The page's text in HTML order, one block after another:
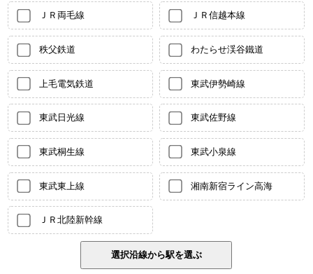
ＪＲ両毛線 ＪＲ信越本線
秩父鉄道 わたらせ渓谷鐵道
上毛電気鉄道 東武伊勢崎線
東武日光線 東武佐野線
東武桐生線 東武小泉線
東武東上線 湘南新宿ライン高海
ＪＲ北陸新幹線